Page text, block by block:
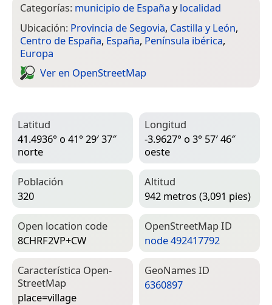
Categorías: municipio de España ylocalidad
Ubicación: Provincia de Segovia, Castilla y León,
Centro de España, España, Península ibérica,
Europa
Ver en Open­Street­Map
Latitud
41.4936° o 41° 29′ 37″
norte
Longitud
-3.9627° o 3° 57′ 46″
oeste
Población
320
Altitud
942 metros (3,091 pies)
Open location code
8CHRF2VP+CW
Open­Street­Map ID
node 492417792
Característica Open­
Street­Map
place=­village
Geo­Names ID
6360897